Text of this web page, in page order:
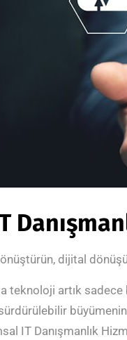
dijital
teknoloji artık
IT Danışmanlık